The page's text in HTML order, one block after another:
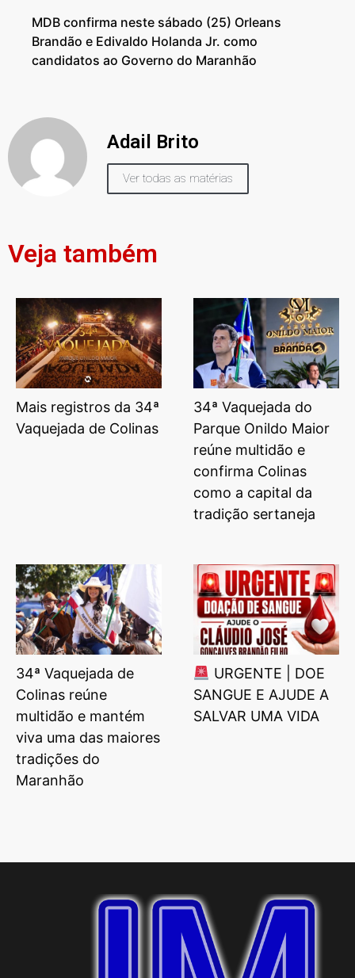
MDB confirma neste sábado (25) Orleans
Brandão e Edivaldo Holanda Jr. como
candidatos ao Governo do Maranhão
Adail Brito
Ver todas as matérias
Veja também
Mais registros da 34ª
Vaquejada de Colinas
34ª Vaquejada do
Parque Onildo Maior
reúne multidão e
confirma Colinas
como a capital da
tradição sertaneja
34ª Vaquejada de
Colinas reúne
multidão e mantém
viva uma das maiores
tradições do
Maranhão
URGENTE | DOE
SANGUE E AJUDE A
SALVAR UMA VIDA